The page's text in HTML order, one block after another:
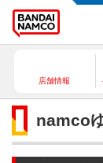
店舗情報
namco